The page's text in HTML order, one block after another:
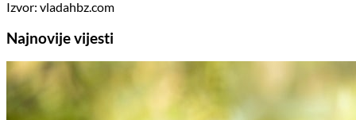
Izvor: vladahbz.com
Najnovije vijesti